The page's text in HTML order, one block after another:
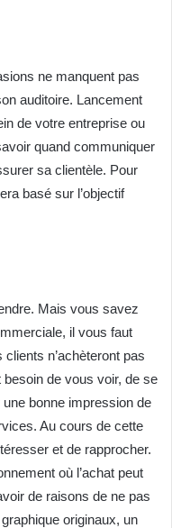
ne manquent pas
auditoire. Lancement
de votre entreprise ou
quand communiquer
sa clientèle. Pour
basé sur l’objectif
Mais vous savez
il vous faut
n’achèteront pas
de vous voir, de se
bonne impression de
Au cours de cette
et de rapprocher.
où l’achat peut
de raisons de ne pas
originaux, un